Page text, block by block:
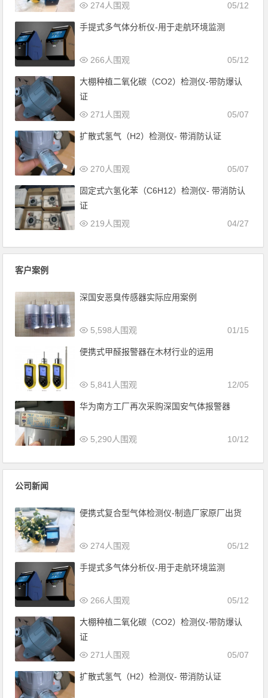
05/12
274人围观
手提式多气体分析仪-用于走航环境监测
05/12
266人围观
大棚种植二氧化碳（CO2）检测仪-带防爆认
证
05/07
271人围观
扩散式氢气（H2）检测仪- 带消防认证
05/07
270人围观
固定式六氢化苯（C6H12）检测仪- 带消防认
证
04/27
219人围观
客户案例
深国安恶臭传感器实际应用案例
01/15
5,598人围观
便携式甲醛报警器在木材行业的运用
12/05
5,841人围观
华为南方工厂再次采购深国安气体报警器
10/12
5,290人围观
公司新闻
便携式复合型气体检测仪-制造厂家原厂出货
05/12
274人围观
手提式多气体分析仪-用于走航环境监测
05/12
266人围观
大棚种植二氧化碳（CO2）检测仪-带防爆认
证
05/07
271人围观
扩散式氢气（H2）检测仪- 带消防认证